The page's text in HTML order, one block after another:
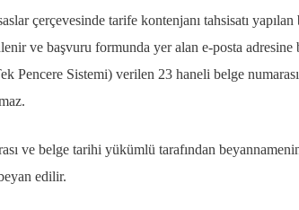
çerçevesinde tarife kontenjanı tahsisatı yapılan
ve başvuru formunda yer alan e-posta
Pencere Sistemi) verilen 23 haneli belge
ve belge tarihi yükümlü tarafından
edilir.